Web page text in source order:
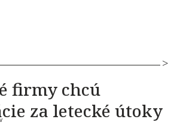
firmy chcú
za letecké útoky